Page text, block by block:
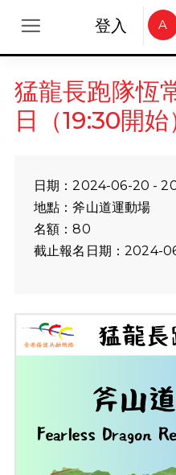
登入 A
猛龍長跑隊恆
日（19:30開始
日期：2024-06-20 -
地點：斧山道運動場
名額：80
截止報名日期：2024-